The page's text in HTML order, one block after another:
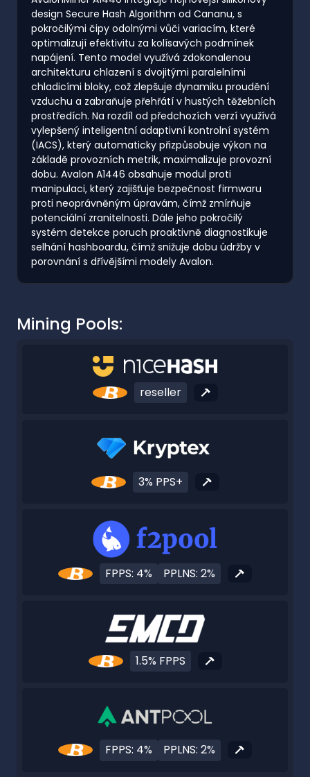
design Secure Hash Algorithm od Cananu, s
pokročilými čipy odolnými vůči variacím, které
optimalizují efektivitu za kolísavých podmínek
napájení. Tento model využívá zdokonalenou
architekturu chlazení s dvojitými paralelními
chladicími bloky, což zlepšuje dynamiku proudění
vzduchu a zabraňuje přehřátí v hustých těžebních
prostředích. Na rozdíl od předchozích verzí využívá
vylepšený inteligentní adaptivní kontrolní systém
(IACS), který automaticky přizpůsobuje výkon na
základě provozních metrik, maximalizuje provozní
dobu. Avalon A1446 obsahuje modul proti
manipulaci, který zajišťuje bezpečnost firmwaru
proti neoprávněným úpravám, čímž zmírňuje
potenciální zranitelnosti. Dále jeho pokročilý
systém detekce poruch proaktivně diagnostikuje
selhání hashboardu, čímž snižuje dobu údržby v
porovnání s dřívějšími modely Avalon.
Mining Pools:
reseller
3% PPS+
FPPS: 4% PPLNS: 2%
1.5% FPPS
FPPS: 4% PPLNS: 2%